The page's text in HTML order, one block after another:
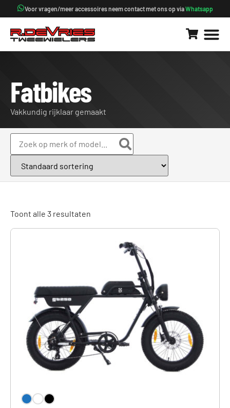
Voor vragen/meer accessoires neem contact met ons op viaWhatsapp
Fatbikes
Vakkundig rijklaar gemaakt
Toont alle 3 resultaten